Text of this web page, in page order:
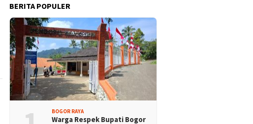
BERITA POPULER
BOGOR RAYA
Warga Respek Bupati Bogor